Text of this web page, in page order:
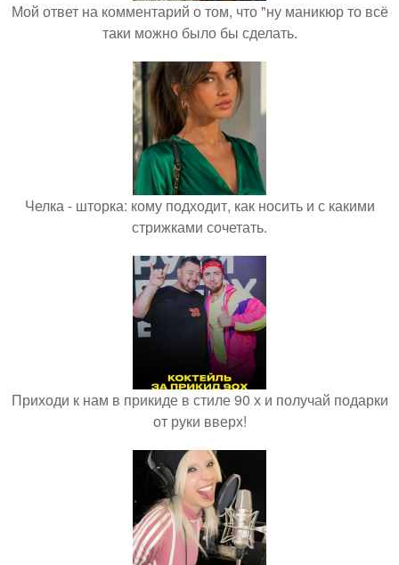
Мой ответ на комментарий о том, что "ну маникюр то всё
таки можно было бы сделать.
Челка - шторка: кому подходит, как носить и с какими
стрижками сочетать.
Приходи к нам в прикиде в стиле 90 х и получай подарки
от руки вверх!